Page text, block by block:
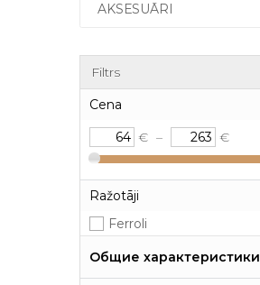
AKSESUĀRI
Filtrs
Cena
€ – €
Ražotāji
Ferroli
Общие характеристики